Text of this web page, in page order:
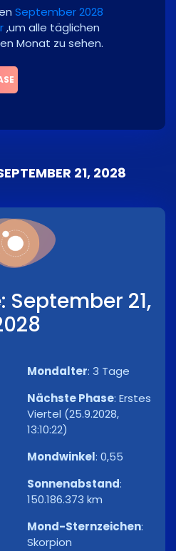
September 2028
,um alle täglichen
Monat zu sehen.
21, 2028
September 21,
Mondalter: 3 Tage
Nächste Phase: Erstes
Viertel (25.9.2028,
13:10:22)
Mondwinkel: 0,55
Sonnenabstand:
150.186.373 km
Mond-Sternzeichen:
Skorpion